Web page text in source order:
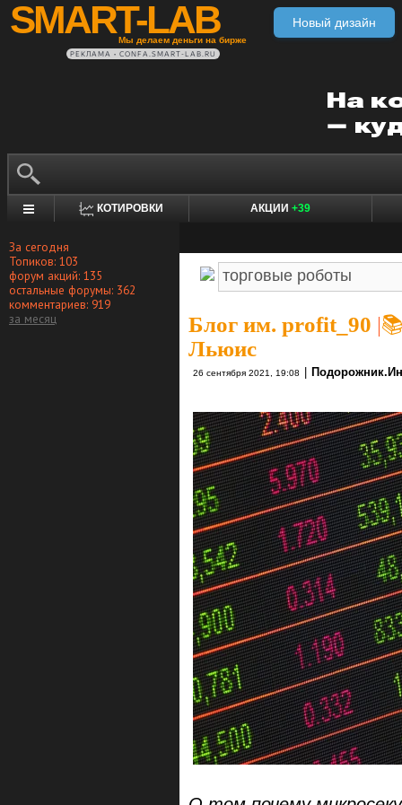
SMART-LAB
Мы делаем деньги на бирже
Новый дизайн
РЕКЛАМА • CONFA.SMART-LAB.RU
КОТИРОВКИ АКЦИИ +39
За сегодня
Топиков: 103
форум акций: 135
остальные форумы: 362
комментариев: 919
за месяц
Блог им. profit_90 |
Льюис
26 сентября 2021, 19:08